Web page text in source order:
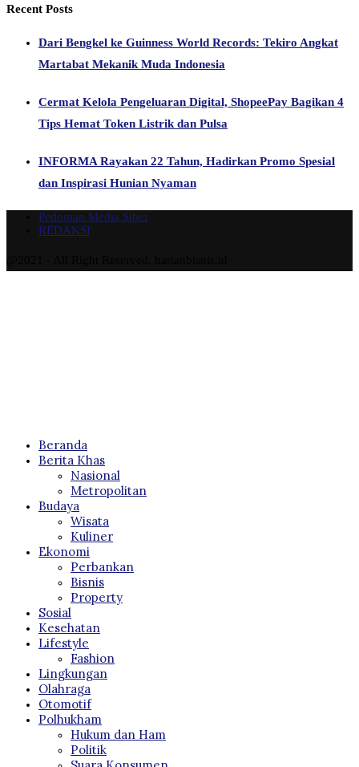
Recent Posts
Dari Bengkel ke Guinness World Records: Tekiro Angkat
Martabat Mekanik Muda Indonesia
Cermat Kelola Pengeluaran Digital, ShopeePay Bagikan 4
Tips Hemat Token Listrik dan Pulsa
INFORMA Rayakan 22 Tahun, Hadirkan Promo Spesial
dan Inspirasi Hunian Nyaman
Pedoman Media Siber
REDAKSI
Beranda
Berita Khas
Nasional
Metropolitan
Budaya
Wisata
Kuliner
Ekonomi
Perbankan
Bisnis
Property
Sosial
Kesehatan
Lifestyle
Fashion
Lingkungan
Olahraga
Otomotif
Polhukham
Hukum dan Ham
Politik